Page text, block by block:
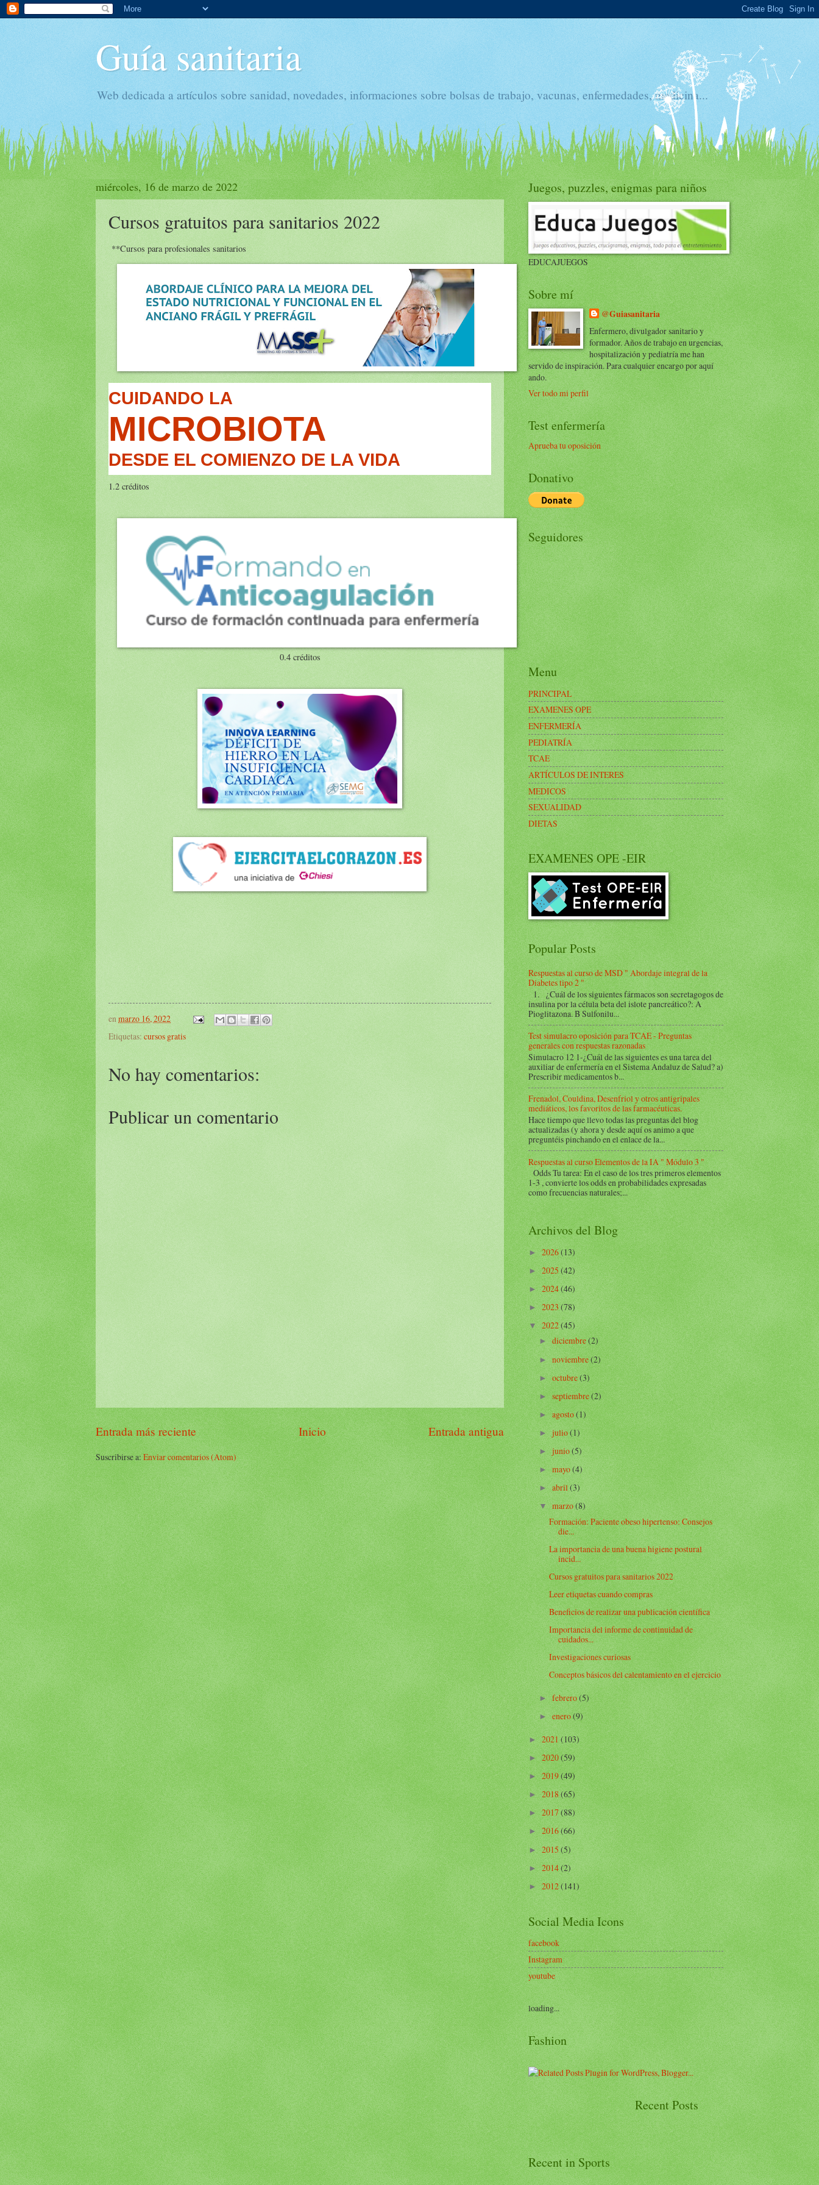
Guía sanitaria
Web dedicada a artículos sobre sanidad, novedades, informaciones sobre bolsas de trabajo, vacunas, enfermedades, medicina...
miércoles, 16 de marzo de 2022
Cursos gratuitos para sanitarios 2022
**Cursos para profesionales sanitarios
CUIDANDO LA
MICROBIOTA
DESDE EL COMIENZO DE LA VIDA
1.2 créditos
0.4 créditos
enmarzo 16, 2022
Etiquetas: cursos gratis
No hay comentarios:
Publicar un comentario
Entrada más reciente Entrada antigua
Inicio
Suscribirse a:Enviar comentarios (Atom)
Juegos, puzzles, enigmas para niños
EDUCAJUEGOS
Sobre mí
@Guiasanitaria
Enfermero, divulgador sanitario y
formador. Años de trabajo en urgencias,
hospitalización y pediatría me han
servido de inspiración. Para cualquier encargo por aquí
ando.
Ver todo mi perfil
Test enfermería
Aprueba tu oposición
Donativo
Seguidores
Menu
PRINCIPAL
EXAMENES OPE
ENFERMERÍA
PEDIATRÍA
TCAE
ARTÍCULOS DE INTERES
MEDICOS
SEXUALIDAD
DIETAS
EXAMENES OPE -EIR
Popular Posts
Respuestas al curso de MSD " Abordaje integral de la
Diabetes tipo 2 "
1. ¿Cuál de los siguientes fármacos son secretagogos de
insulina por la célula beta del islote pancreático?: A
Pioglitazona. B Sulfonilu...
Test simulacro oposición para TCAE - Preguntas
generales con respuestas razonadas
Simulacro 12 1-¿Cuál de las siguientes es una tarea del
auxiliar de enfermería en el Sistema Andaluz de Salud? a)
Prescribir medicamentos b...
Frenadol, Couldina, Desenfriol y otros antigripales
mediáticos, los favoritos de las farmacéuticas.
Hace tiempo que llevo todas las preguntas del blog
actualizadas (y ahora y desde aquí os animo a que
preguntéis pinchando en el enlace de la...
Respuestas al curso Elementos de la IA " Módulo 3 "
Odds Tu tarea: En el caso de los tres primeros elementos
1-3 , convierte los odds en probabilidades expresadas
como frecuencias naturales;...
Archivos del Blog
►2026(13)
►2025(42)
►2024(46)
►2023(78)
▼2022(45)
►diciembre(2)
►noviembre(2)
►octubre(3)
► septiembre(2)
►agosto(1)
►julio(1)
►junio(5)
►mayo(4)
►abril(3)
▼marzo(8)
Formación: Paciente obeso hipertenso: Consejos
die...
La importancia de una buena higiene postural
incid...
Cursos gratuitos para sanitarios 2022
Leer etiquetas cuando compras
Beneficios de realizar una publicación científica
Importancia del informe de continuidad de
cuidados...
Investigaciones curiosas
Conceptos básicos del calentamiento en el ejercicio
►febrero(5)
►enero(9)
►2021(103)
►2020(59)
►2019(49)
►2018(65)
►2017(88)
►2016(66)
►2015(5)
►2014(2)
►2012(141)
Social Media Icons
facebook
Instagram
youtube
loading...
Fashion
Recent in Sports
Recent Posts